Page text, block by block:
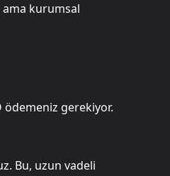
ama kurumsal
gerekiyor.
Bu, uzun vadeli